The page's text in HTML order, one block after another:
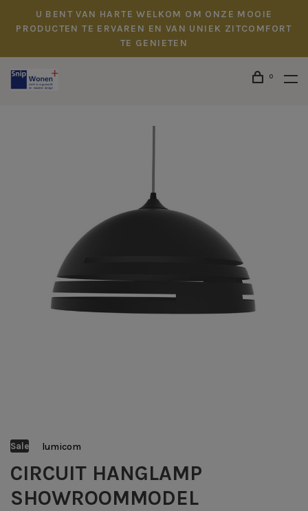
U BENT VAN HARTE WELKOM OM ONZE MOOIE
PRODUCTEN TE ERVAREN EN VAN UNIEK ZITCOMFORT
TE GENIETEN
0
Sale lumicom
CIRCUIT HANGLAMP
SHOWROOMMODEL